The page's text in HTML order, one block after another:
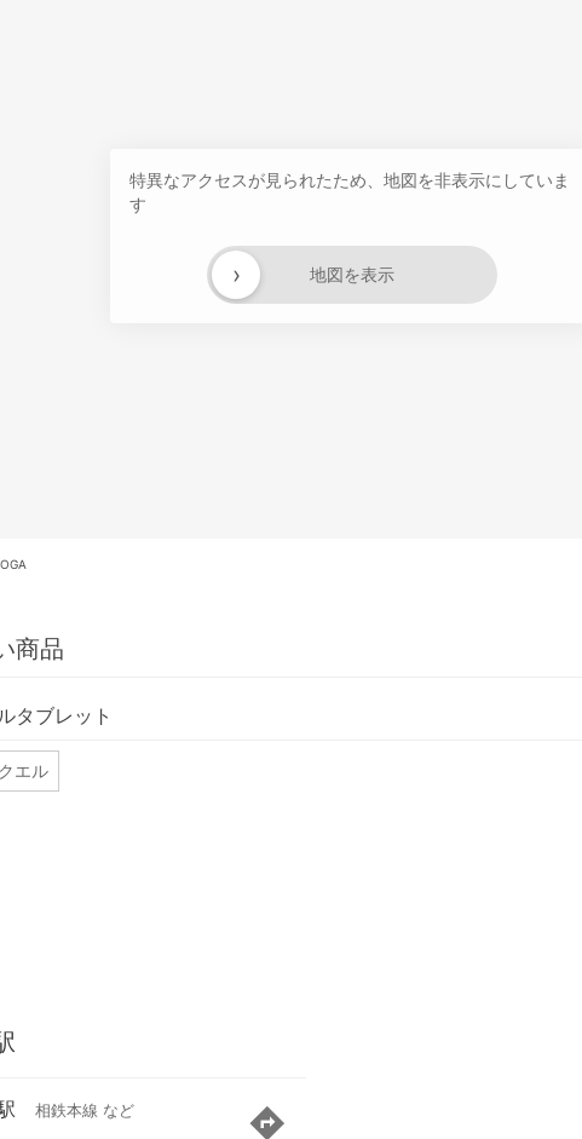
特異なアクセスが見られたため、地図を非表示にしていま
す
地図を表示
›
商品
タブレット
エル
相鉄本線 など